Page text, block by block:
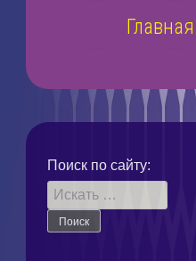
Главная
Поиск по сайту: